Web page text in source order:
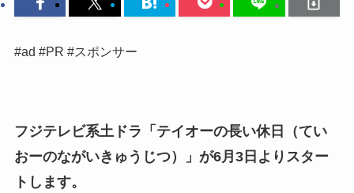
#ad #PR #スポンサー
フジテレビ系土ドラ「テイオーの長い休日（てい
おーのながいきゅうじつ）」が6月3日よりスター
トします。